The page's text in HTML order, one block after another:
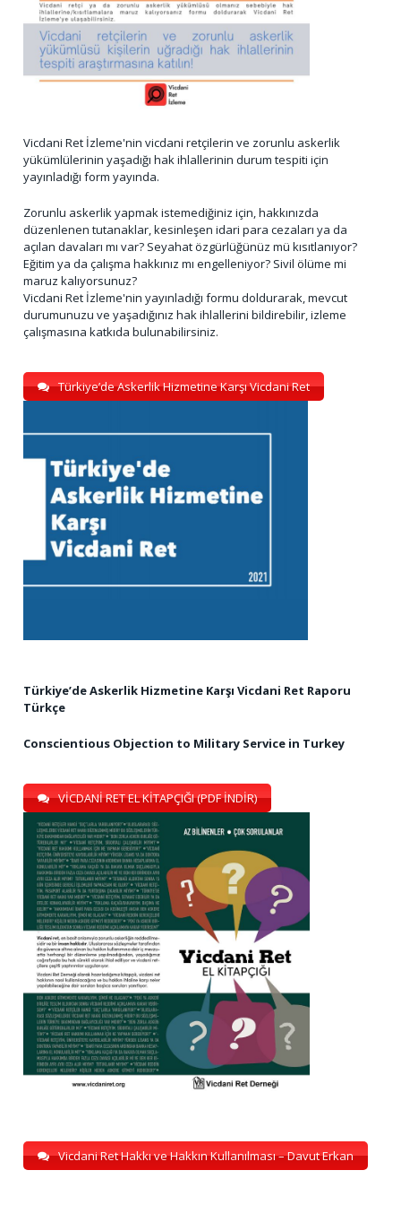
Vicdani Ret İzleme'nin vicdani retçilerin ve zorunlu askerlik
yükümlülerinin yaşadığı hak ihlallerinin durum tespiti için
yayınladığı form yayında.
Zorunlu askerlik yapmak istemediğiniz için, hakkınızda
düzenlenen tutanaklar, kesinleşen idari para cezaları ya da
açılan davaları mı var? Seyahat özgürlüğünüz mü kısıtlanıyor?
Eğitim ya da çalışma hakkınız mı engelleniyor? Sivil ölüme mi
maruz kalıyorsunuz?
Vicdani Ret İzleme'nin yayınladığı formu doldurarak, mevcut
durumunuzu ve yaşadığınız hak ihlallerini bildirebilir, izleme
çalışmasına katkıda bulunabilirsiniz.
Türkiye’de Askerlik Hizmetine Karşı Vicdani Ret
Türkiye’de Askerlik Hizmetine Karşı Vicdani Ret Raporu
Türkçe
Conscientious Objection to Military Service in Turkey
VİCDANİ RET EL KİTAPÇIĞI (PDF İNDİR)
Vicdani Ret Hakkı ve Hakkın Kullanılması – Davut Erkan